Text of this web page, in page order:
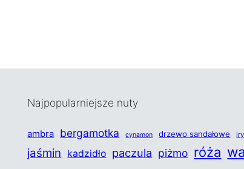
Najpopularniejsze nuty
ambra bergamotka cynamon drzewo sandałowe
jaśmin kadzidło paczula piżmo róża